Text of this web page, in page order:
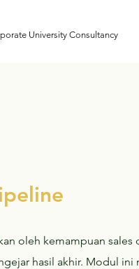
University Consultancy
oleh kemampuan sales
hasil akhir. Modul ini